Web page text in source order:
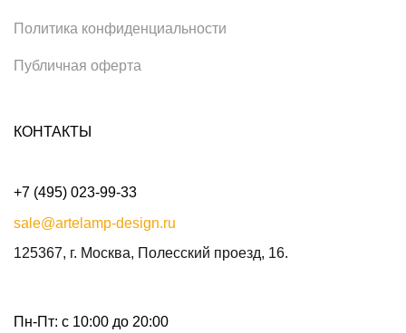
Политика конфиденциальности
Публичная оферта
КОНТАКТЫ
+7 (495) 023-99-33
sale@artelamp-design.ru
125367, г. Москва, Полесский проезд, 16.
Пн-Пт: с 10:00 до 20:00